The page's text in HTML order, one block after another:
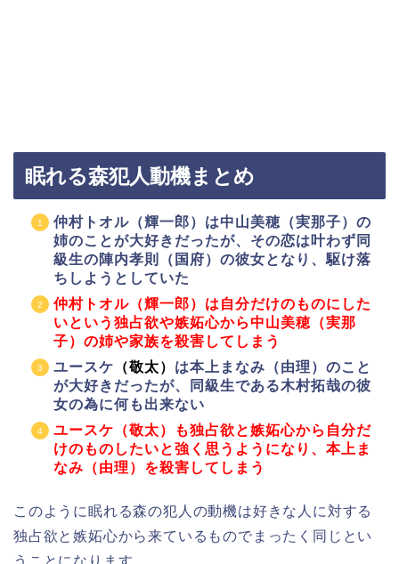
眠れる森犯人動機まとめ
仲村トオル（輝一郎）は中山美穂（実那子）の
姉のことが大好きだったが、その恋は叶わず同
級生の陣内孝則（国府）の彼女となり、駆け落
ちしようとしていた
仲村トオル（輝一郎）は自分だけのものにした
いという独占欲や嫉妬心から中山美穂（実那
子）の姉や家族を殺害してしまう
ユースケ （敬太） は本上まなみ（由理）のこと
が大好きだったが、同級生である木村拓哉の彼
女の為に何も出来ない
ユースケ（敬太）も独占欲と嫉妬心から自分だ
けのものしたいと強く思うようになり、本上ま
なみ（由理）を殺害してしまう
このように眠れる森の犯人の動機は好きな人に対する
独占欲と嫉妬心から来ているものでまったく同じとい
うことになります。